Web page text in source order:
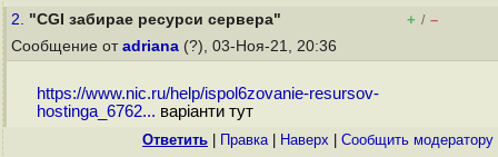
2. "CGI забирае ресурси сервера" + / –
Сообщение от adriana (?), 03-Ноя-21, 20:36
https://www.nic.ru/help/ispol6zovanie-resursov-
hostinga_6762... варіанти тут
Ответить Правка| Наверх Cообщить модератору